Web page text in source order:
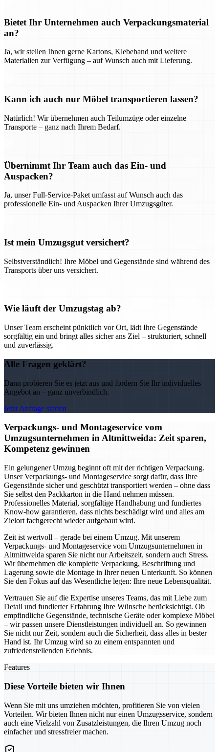
Bietet Ihr Unternehmen auch Verpackungsmaterial
an?
Ja, wir stellen Ihnen gerne Kartons, Klebeband und weitere
Materialien zur Verfügung – auf Wunsch auch mit Lieferung.
Kann ich auch nur Möbel transportieren lassen?
Natürlich! Wir übernehmen auch Teilumzüge oder einzelne
Transporte – ganz nach Ihrem Bedarf.
Übernimmt Ihr Team auch das Ein- und
Auspacken?
Ja, unser Full-Service-Paket umfasst auf Wunsch auch das
professionelle Ein- und Auspacken Ihrer Umzugsgüter.
Ist mein Umzugsgut versichert?
Selbstverständlich! Ihre Möbel und Gegenstände sind während des
Transports über uns versichert.
Wie läuft der Umzugstag ab?
Unser Team erscheint pünktlich vor Ort, lädt Ihre Gegenstände
sorgfältig ein und bringt alles sicher ans Ziel – strukturiert, schnell
und zuverlässig.
Alle Fragen geklärt?
Dann probieren Sie es jetzt aus und fordern Sie Ihr individuelles
Angebot an – ganz unverbindlich.
Jetzt Anfrage starten
Verpackungs- und Montageservice vom
Umzugsunternehmen in Altmittweida: Zeit sparen,
Kompetenz gewinnen
Ein gelungener Umzug beginnt oft mit der richtigen Verpackung.
Unser Verpackungs- und Montageservice sorgt dafür, dass Ihre
Gegenstände sicher und geschützt transportiert werden – ohne dass
Sie selbst den Packkarton in die Hand nehmen müssen.
Professionelles Material, sorgfältige Handhabung und fundiertes
Know-how garantieren, dass nichts beschädigt wird und alles am
Zielort fachgerecht wieder aufgebaut wird.
Zeit ist wertvoll – gerade bei einem Umzug. Mit unserem
Verpackungs- und Montageservice vom Umzugsunternehmen in
Altmittweida sparen Sie nicht nur Arbeitszeit, sondern auch Stress.
Wir übernehmen die komplette Verpackung, Beschriftung und
Lagerung sowie die Montage in Ihrer neuen Unterkunft. So können
Sie den Fokus auf das Wesentliche legen: Ihre neue Lebensqualität.
Vertrauen Sie auf die Expertise unseres Teams, das mit Liebe zum
Detail und fundierter Erfahrung Ihre Wünsche berücksichtigt. Ob
empfindliche Gegenstände, technische Geräte oder komplexe Möbel
– wir passen unsere Dienstleistungen individuell an. So gewinnen
Sie nicht nur Zeit, sondern auch die Sicherheit, dass alles in bester
Hand ist. Ihr Umzug wird so zu einem entspannten und
zufriedenstellenden Erlebnis.
Features
Diese Vorteile bieten wir Ihnen
Wenn Sie mit uns umziehen möchten, profitieren Sie von vielen
Vorteilen. Wir bieten Ihnen nicht nur einen Umzugsservice, sondern
auch eine Vielzahl von Zusatzleistungen, die Ihren Umzug noch
einfacher und stressfreier machen.